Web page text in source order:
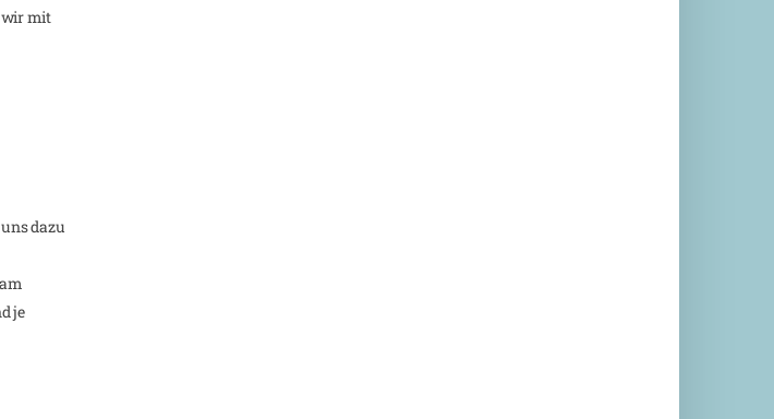
wir mit
dazu
je